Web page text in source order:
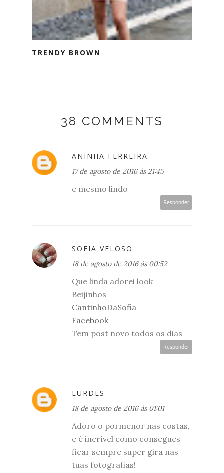
TRENDY BROWN
38 COMMENTS
ANINHA FERREIRA
17 de agosto de 2016 às 21:45
e mesmo lindo
Responder
SOFIA VELOSO
18 de agosto de 2016 às 00:52
Que linda adorei look
Beijinhos
CantinhoDaSofia
Facebook
Tem post novo todos os dias
Responder
LURDES
18 de agosto de 2016 às 01:01
Adoro o pormenor nas costas,
e é incrível como consegues
ficar sempre super gira nas
tuas fotografias!